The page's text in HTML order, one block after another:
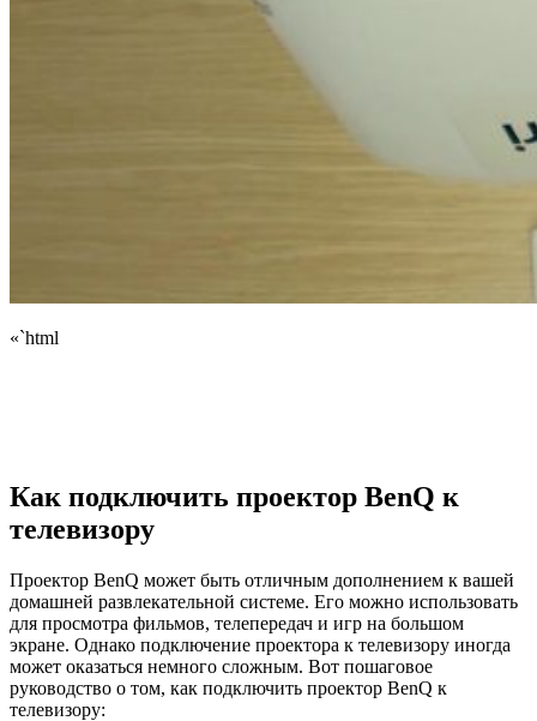
«`html
Как подключить проектор BenQ к
телевизору
Проектор BenQ может быть отличным дополнением к вашей
домашней развлекательной системе. Его можно использовать
для просмотра фильмов, телепередач и игр на большом
экране. Однако подключение проектора к телевизору иногда
может оказаться немного сложным. Вот пошаговое
руководство о том, как подключить проектор BenQ к
телевизору: